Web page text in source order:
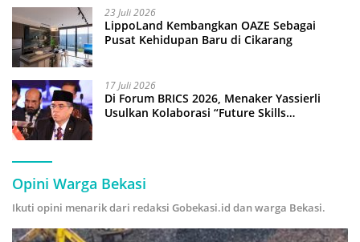
23 Juli 2026
LippoLand Kembangkan OAZE Sebagai
Pusat Kehidupan Baru di Cikarang
17 Juli 2026
Di Forum BRICS 2026, Menaker Yassierli
Usulkan Kolaborasi “Future Skills
Opini Warga Bekasi
Ikuti opini menarik dari redaksi Gobekasi.id dan warga Bekasi.